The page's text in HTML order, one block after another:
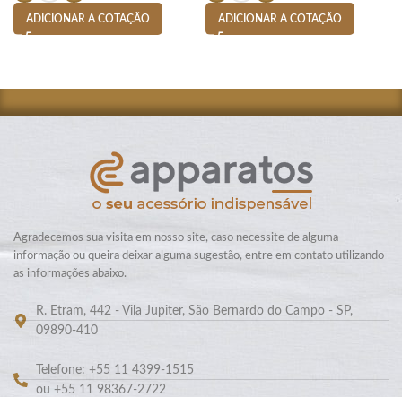
ADICIONAR A COTAÇÃO ADICIONAR A COTAÇÃO
Agradecemos sua visita em nosso site, caso necessite de alguma
informação ou queira deixar alguma sugestão, entre em contato utilizando
as informações abaixo.
R. Etram, 442 - Vila Jupiter, São Bernardo do Campo - SP,
09890-410
Telefone: +55 11 4399-1515
ou +55 11 98367-2722